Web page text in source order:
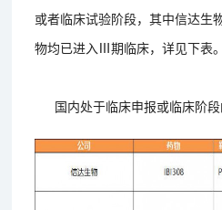
或者临床试验阶段，其中信达生
物均已进入Ⅲ期临床，详见下表。
国内处于临床申报或临床阶